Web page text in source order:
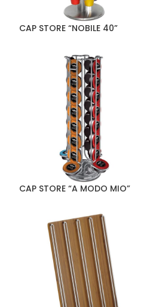
CAP STORE “NOBILE 40”
CAP STORE “A MODO MIO”